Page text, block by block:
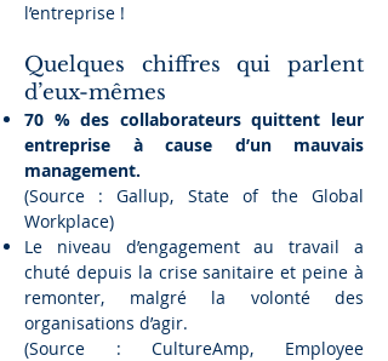
l’entreprise !
Quelques chiffres qui parlent
d’eux-mêmes
70 % des collaborateurs quittent leur
entreprise à cause d’un mauvais
management.
(Source : Gallup, State of the Global
Workplace)
Le niveau d’engagement au travail a
chuté depuis la crise sanitaire et peine à
remonter, malgré la volonté des
organisations d’agir.
(Source : CultureAmp, Employee